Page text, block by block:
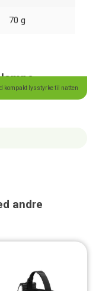
70 g
kompakt lysstyrke til natten
andre